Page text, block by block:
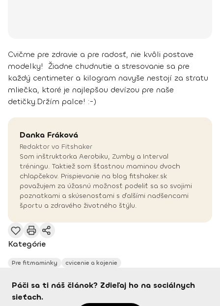
Cvičme pre zdravie a pre radosť, nie kvôli postave
modelky! Žiadne chudnutie a stresovanie sa pre
každý centimeter a kilogram navyše nestojí za stratu
mliečka, ktoré je najlepšou devízou pre naše
detičky.Držím palce! :-)
Danka Fráková
Redaktor vo Fitshaker
Som inštruktorka Aerobiku, Zumby a Interval
tréningu. Taktiež som šťastnou maminou dvoch
chlapčekov. Prispievanie na blog fitshaker.sk
považujem za úžasnú možnosť podeliť sa so svojimi
poznatkami a skúsenosťami s ďalšími nadšencami
športu a zdravého životného štýlu.
Kategórie
Pre fitmaminky cvicenie a kojenie
Páči sa ti náš článok? Zdieľaj ho na sociálnych
sieťach.